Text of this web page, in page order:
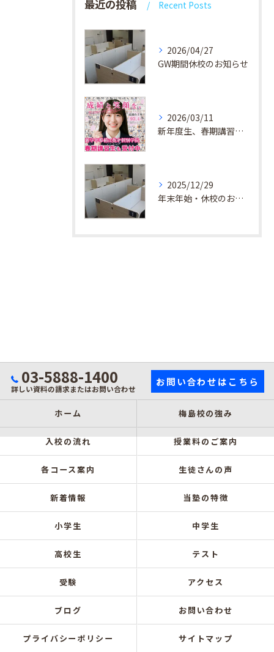
最近の投稿 Recent Posts
2026/04/27
GW期間休校のお知らせ
2026/03/11
新年度生、春期講習生 受付中！
2025/12/29
年末年始・休校のお知らせ
03-5888-1400
詳しい資料の請求またはお問い合わせ
お問い合わせはこちら
ホーム 梅島校の強み
入校の流れ 授業料のご案内
各コース案内 生徒さんの声
新着情報 当塾の特徴
小学生 中学生
高校生 テスト
受験 アクセス
ブログ お問い合わせ
プライバシーポリシー サイトマップ